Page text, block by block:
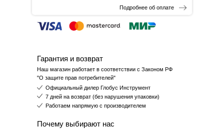
Подробнее об оплате
Гарантия и возврат
Наш магазин работает в соответствии с Законом РФ
"О защите прав потребителей"
Почему выбирают нас
Официальный дилер Глобус Инструмент
7 дней на возврат (без нарушения упаковки)
Работаем напрямую с производителем